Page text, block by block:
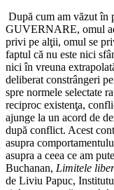
După cum am văzut în
GUVERNARE, omul
privi pe alţii, omul se
faptul că nu este nici
nici în vreuna
deliberat constrângeri
spre normele selectate
reciproc existenţa,
ajunge la un acord de
după conflict. Acest
asupra
asupra a ceea ce am
Buchanan, Limitele
de Liviu Papuc,